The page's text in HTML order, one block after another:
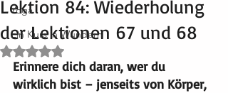
Yoga
Ein Kurs in Wundern
Lektion 84: Wiederholung
der Lektionen 67 und 68
Mit NaN von 5 Sternen bewertet.
Erinnere dich daran, wer du
wirklich bist – jenseits von Körper,